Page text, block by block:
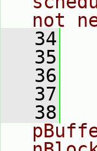
not
   34
   35
   36
   37
   38